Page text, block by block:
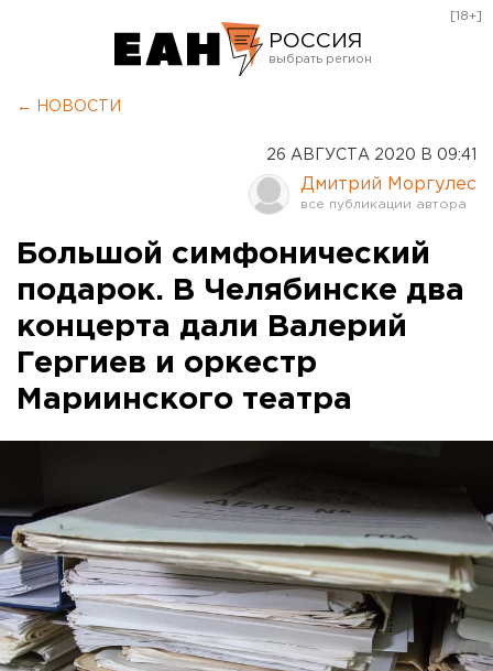
РОССИЯ
Оренбург
[18+]
← НОВОСТИ
26 АВГУСТА 2020 В 09:41
Дмитрий Моргулес
Большой симфонический
подарок. В Челябинске два
концерта дали Валерий
Гергиев и оркестр
Мариинского театра